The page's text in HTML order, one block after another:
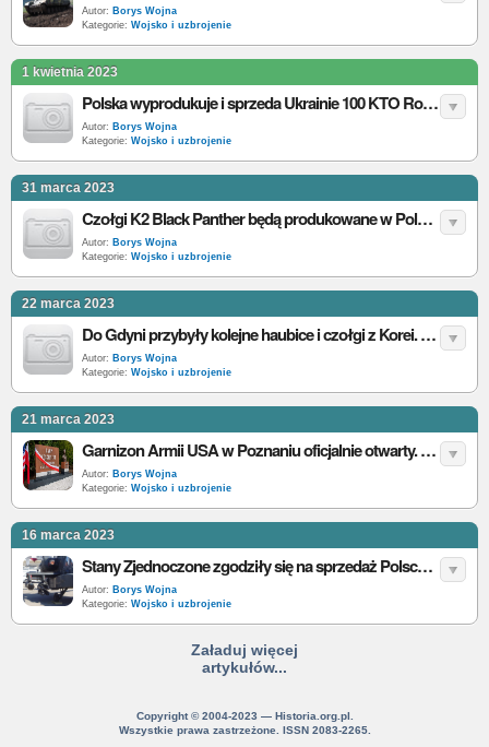
Autor: Borys Wojna
Kategorie: Wojsko i uzbrojenie
1 kwietnia 2023
Polska wyprodukuje i sprzeda Ukrainie 100 KTO Rosomak. Zapłacą UE i USA
Autor: Borys Wojna
Kategorie: Wojsko i uzbrojenie
31 marca 2023
Czołgi K2 Black Panther będą produkowane w Polsce. Powstało konsorcjum
Autor: Borys Wojna
Kategorie: Wojsko i uzbrojenie
22 marca 2023
Do Gdyni przybyły kolejne haubice i czołgi z Korei. Dalsze dostawy jeszcze w tym roku
Autor: Borys Wojna
Kategorie: Wojsko i uzbrojenie
21 marca 2023
Garnizon Armii USA w Poznaniu oficjalnie otwarty. To pierwszy stały garnizon amerykański w Polsce
Autor: Borys Wojna
Kategorie: Wojsko i uzbrojenie
16 marca 2023
Stany Zjednoczone zgodziły się na sprzedaż Polsce 800 niezwykle precyzyjnych rakiet HELLFIRE
Autor: Borys Wojna
Kategorie: Wojsko i uzbrojenie
Załaduj więcej
artykułów...
Copyright © 2004-2023 — Historia.org.pl.
Wszystkie prawa zastrzeżone. ISSN 2083-2265.